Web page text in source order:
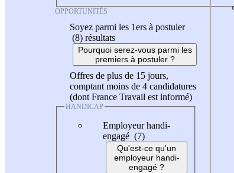
OPPORTUNITÉS
Soyez parmi les 1ers à postuler
(8) résultats
Pourquoi serez-vous parmi les
premiers à postuler ?
Offres de plus de 15 jours,
comptant moins de 4 candidatures
(dont France Travail est informé)
HANDICAP
Employeur handi-
engagé (7)
Qu'est-ce qu'un
employeur handi-
engagé ?